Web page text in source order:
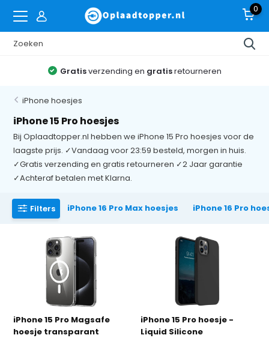
0
Gratisverzending en gratisretourneren
iPhone hoesjes
iPhone 15 Pro hoesjes
Bij Oplaadtopper.nl hebben we iPhone 15 Pro hoesjes voor de
laagste prijs. ✓Vandaag voor 23:59 besteld, morgen in huis.
✓Gratis verzending en gratis retourneren ✓2 Jaar garantie
✓Achteraf betalen met Klarna.
Filters iPhone 16 Pro Max hoesjes iPhone 16 Pro
iPhone 15 Pro Magsafe
hoesje transparant
iPhone 15 Pro hoesje -
Liquid Silicone